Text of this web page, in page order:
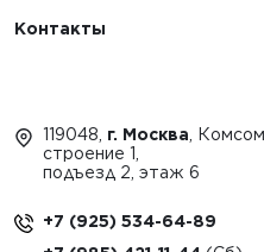
Контакты
119048, г. Москва ,
строение 1,
подъезд 2, этаж 6
+7 (925) 534-64-89